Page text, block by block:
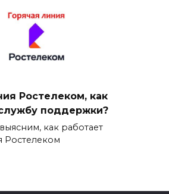
Ростелеком, как
поддержки?
как работает
Ростелеком